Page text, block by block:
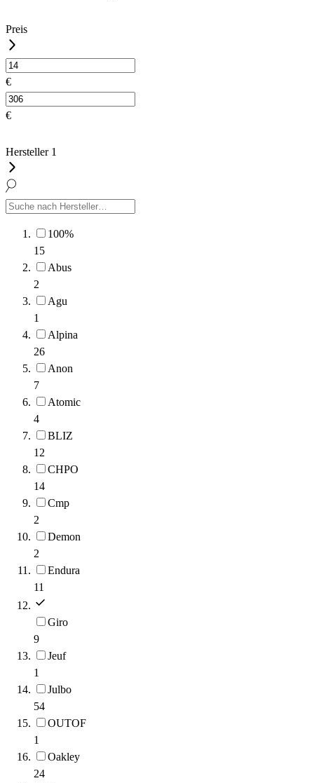
Preis
€
€
Hersteller 1
100%
15
Abus
2
Agu
1
Alpina
26
Anon
7
Atomic
4
BLIZ
12
CHPO
14
Cmp
2
Demon
2
Endura
11
Giro
9
Jeuf
1
Julbo
54
OUTOF
1
Oakley
24